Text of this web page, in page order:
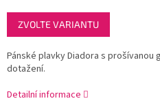
Měrná
cena:
ZVOLTE VARIANTU
Pánské plavky Diadora s prošívanou
dotažení.
Detailní informace